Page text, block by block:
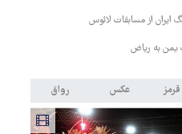
از مسابقات لائوس
یمن به ریاض
عکس رواق